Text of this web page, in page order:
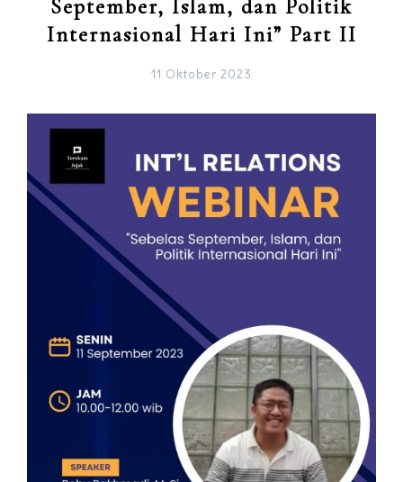
September, Islam, dan Politik
Internasional Hari Ini” Part II
11 Oktober 2023